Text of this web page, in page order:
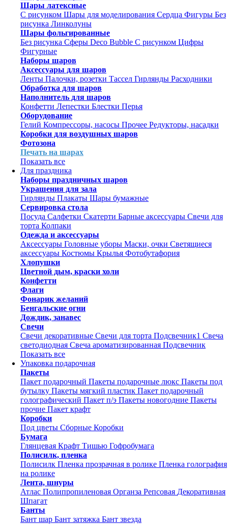
Шары латексные
С рисунком Шары для моделирования Сердца Фигуры Без
рисунка Линколуны
Шары фольгированные
Без рисунка Сферы Deco Bubble С рисунком Цифры
Фигурные
Наборы шаров
Аксессуары для шаров
Ленты Палочки, розетки Тассел Гирлянды Расходники
Обработка для шаров
Наполнитель для шаров
Конфетти Лепестки Блестки Перья
Оборудование
Гелий Компрессоры, насосы Прочее Редукторы, насадки
Коробки для воздушных шаров
Фотозона
Печать на шарах
Показать все
Для праздника
Наборы праздничных шаров
Украшения для зала
Гирлянды Плакаты Шары бумажные
Сервировка стола
Посуда Салфетки Скатерти Барные аксессуары Свечи для
торта Колпаки
Одежда и аксессуары
Аксессуары Головные уборы Маски, очки Светящиеся
аксессуары Костюмы Крылья Фотобутафория
Хлопушки
Цветной дым, краски холи
Конфетти
Флаги
Фонарик желаний
Бенгальские огни
Дождик, занавес
Свечи
Свечи декоративные Свечи для торта Подсвечник1 Свеча
светодиодная Свеча ароматизированная Подсвечник
Показать все
Упаковка подарочная
Пакеты
Пакет подарочный Пакеты подарочные люкс Пакеты под
бутылку Пакеты мягкий пластик Пакет подарочный
голографический Пакет п/э Пакеты новогодние Пакеты
прочие Пакет крафт
Коробки
Под цветы Сборные Коробки
Бумага
Глянцевая Крафт Тишью Гофробумага
Полисилк, пленка
Полисилк Пленка прозрачная в ролике Пленка голография
на ролике
Лента, шнуры
Атлас Полипропиленовая Органза Репсовая Декоративная
Шпагат
Банты
Бант шар Бант затяжка Бант звезда